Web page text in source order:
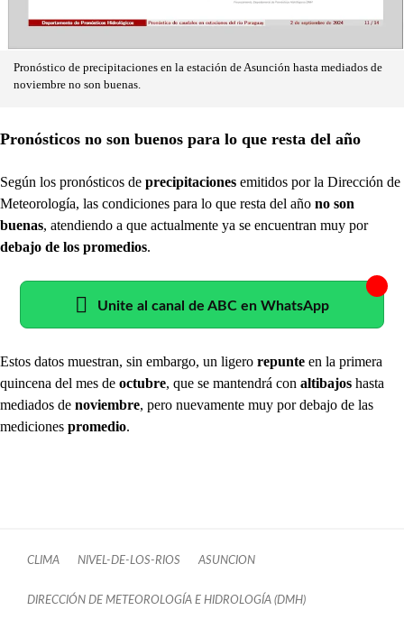
Pronóstico de precipitaciones en la estación de Asunción hasta mediados de
noviembre no son buenas.
Pronósticos no son buenos para lo que resta del año
Según los pronósticos de precipitaciones emitidos por la Dirección de
Meteorología, las condiciones para lo que resta del año no son
buenas, atendiendo a que actualmente ya se encuentran muy por
debajo de los promedios.
Unite al canal de ABC en WhatsApp
Estos datos muestran, sin embargo, un ligero repunte en la primera
quincena del mes de octubre, que se mantendrá con altibajos hasta
mediados de noviembre, pero nuevamente muy por debajo de las
mediciones promedio.
CLIMA NIVEL-DE-LOS-RIOS ASUNCION
DIRECCIÓN DE METEOROLOGÍA E HIDROLOGÍA (DMH)